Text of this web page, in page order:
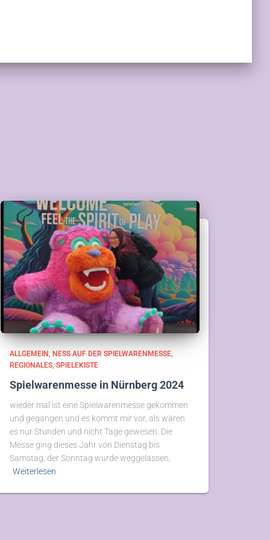
ALLGEMEIN NESS AUF DER SPIELWARENMESSE
REGIONALES SPIELEKISTE
Spielwarenmesse in Nürnberg 2024
wieder mal ist eine Spielwarenmesse gekommen
und gegangen und es kommt mir vor, als wären
es nur Stunden und nicht Tage gewesen. Die
Messe ging dieses Jahr von Dienstag bis
Samstag, der Sonntag wurde weggelassen,
Weiterlesen